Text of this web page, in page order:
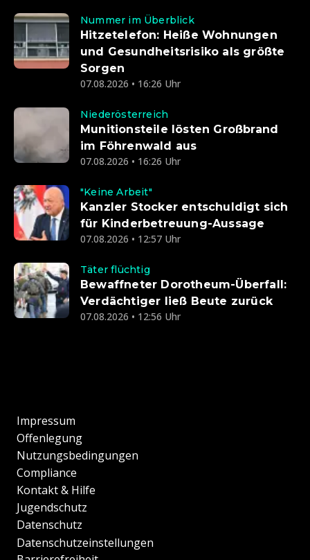
Nummer im Überblick
Hitzetelefon: Heiße Wohnungen
und Gesundheitsrisiko als größte
Sorgen
07.08.2026 • 16:26 Uhr
Niederösterreich
Munitionsteile lösten Großbrand
im Föhrenwald aus
07.08.2026 • 16:26 Uhr
"Keine Arbeit"
Kanzler Stocker entschuldigt sich
für Kinderbetreuung-Aussage
07.08.2026 • 12:57 Uhr
Täter flüchtig
Bewaffneter Dorotheum-Überfall:
Verdächtiger ließ Beute zurück
07.08.2026 • 12:56 Uhr
Impressum
Offenlegung
Nutzungsbedingungen
Compliance
Kontakt & Hilfe
Jugendschutz
Datenschutz
Datenschutzeinstellungen